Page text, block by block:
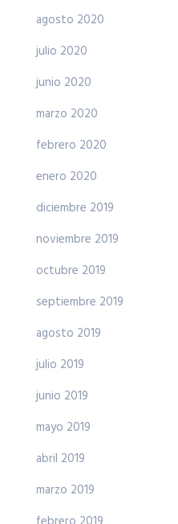
agosto 2020
julio 2020
junio 2020
marzo 2020
febrero 2020
enero 2020
diciembre 2019
noviembre 2019
octubre 2019
septiembre 2019
agosto 2019
julio 2019
junio 2019
mayo 2019
abril 2019
marzo 2019